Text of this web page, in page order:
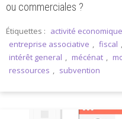
ou commerciales ?
Étiquettes : activité economique
entreprise associative , fiscal ,
intérêt general , mécénat ,
ressources , subvention